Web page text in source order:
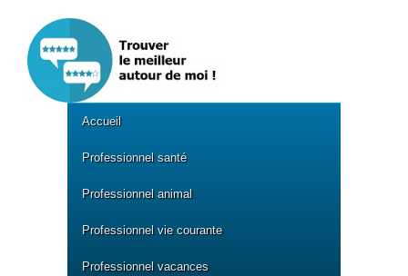
Accueil
Professionnel santé
Professionnel animal
Professionnel vie courante
Professionnel vacances